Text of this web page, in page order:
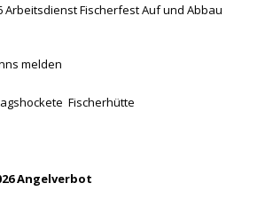
Arbeitsdienst Fischerfest Auf und Abbau
melden
Fischerhütte
Angelverbot